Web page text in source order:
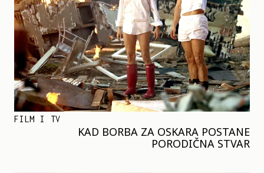
FILM I TV
KAD BORBA ZA OSKARA POSTANE
PORODIČNA STVAR